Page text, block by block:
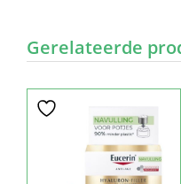
Gerelateerde